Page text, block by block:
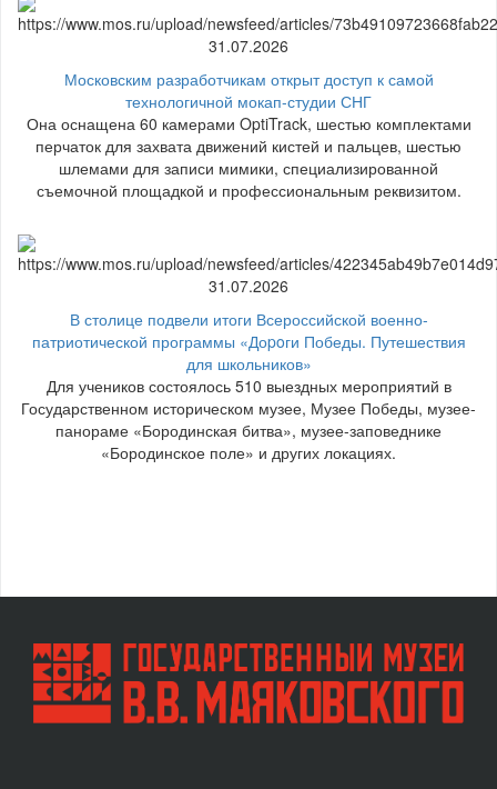
31.07.2026
Московским разработчикам открыт доступ к самой
технологичной мокап-студии СНГ
Она оснащена 60 камерами OptiTrack, шестью комплектами
перчаток для захвата движений кистей и пальцев, шестью
шлемами для записи мимики, специализированной
съемочной площадкой и профессиональным реквизитом.
31.07.2026
В столице подвели итоги Всероссийской военно-
патриотической программы «Доpoги Победы. Путешествия
для школьников»
Для учеников состоялось 510 выездных мероприятий в
Государственном историческом музее, Музее Победы, музее-
панораме «Бородинская битва», музее-заповеднике
«Бородинское поле» и других локациях.